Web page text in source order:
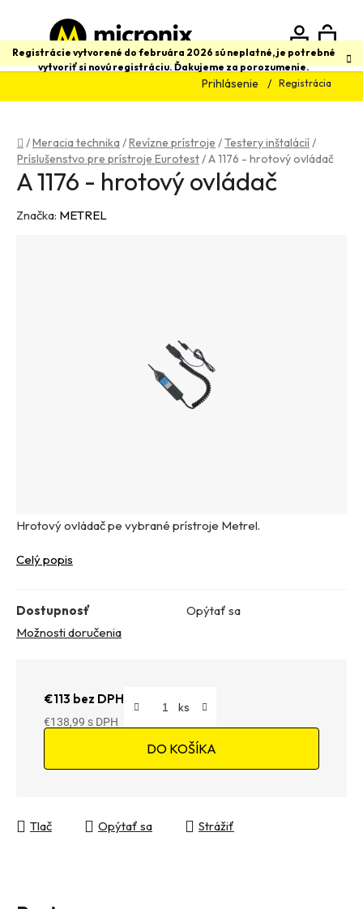
obsah
Registrácie vytvorené do februára 2026 sú neplatné, je potrebné
vytvoriť si novú registráciu. Ďakujeme za porozumenie.
Prihlásenie Registrácia
Hľadať
Domov
/Meracia technika /Revízne prístroje /Testery inštalácií/
Príslušenstvo pre prístroje Eurotest/A 1176 - hrotový ovládač
Hrotový ovládač pe vybrané prístroje Metrel.
Celý popis
Dostupnosť
Opýtať sa
Možnosti doručenia
€113 bez DPH
€138,99
DO KOŠÍKA
Tlač Opýtať sa Strážiť
A 1176 - hrotový ovládač
Značka: METREL